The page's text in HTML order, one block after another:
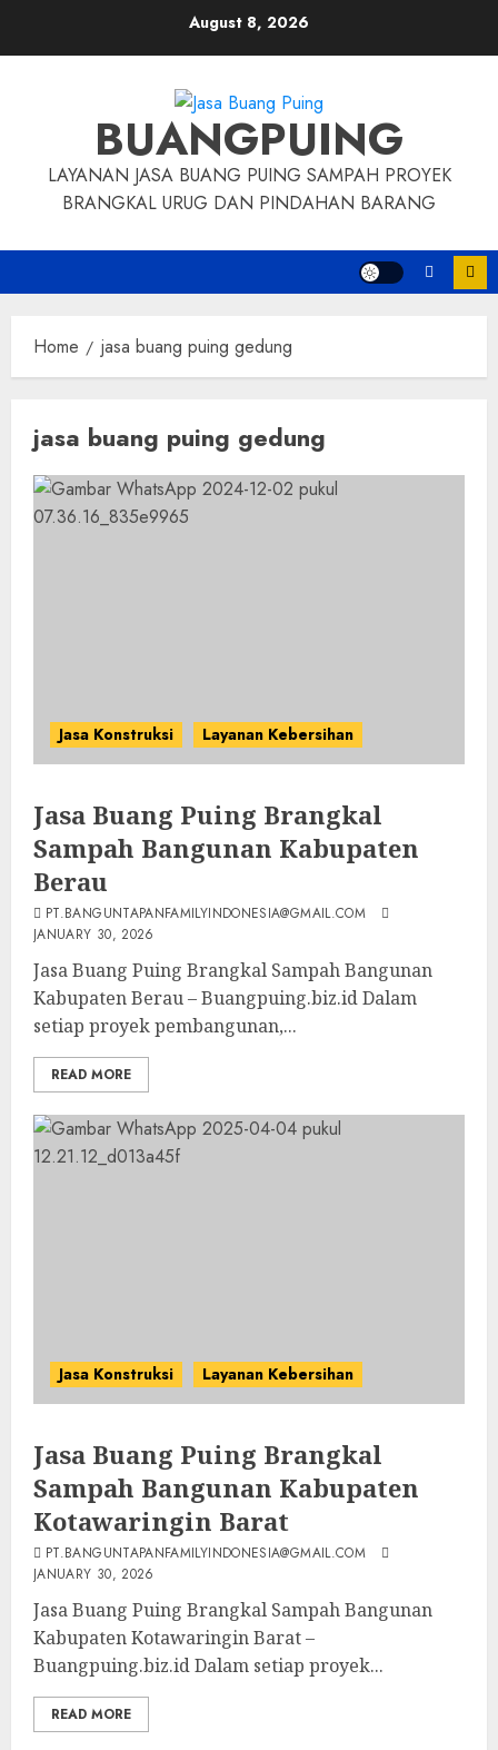
August 8, 2026
BUANGPUING
LAYANAN JASA BUANG PUING SAMPAH PROYEK
BRANGKAL URUG DAN PINDAHAN BARANG
Home jasa buang puing gedung
jasa buang puing gedung
Jasa Konstruksi Layanan Kebersihan
Jasa Buang Puing Brangkal
Sampah Bangunan Kabupaten
Berau
PT.BANGUNTAPANFAMILYINDONESIA@GMAIL.COM
JANUARY 30, 2026
Jasa Buang Puing Brangkal Sampah Bangunan
Kabupaten Berau – Buangpuing.biz.id Dalam
setiap proyek pembangunan,...
READ MORE
Jasa Konstruksi Layanan Kebersihan
Jasa Buang Puing Brangkal
Sampah Bangunan Kabupaten
Kotawaringin Barat
PT.BANGUNTAPANFAMILYINDONESIA@GMAIL.COM
JANUARY 30, 2026
Jasa Buang Puing Brangkal Sampah Bangunan
Kabupaten Kotawaringin Barat –
Buangpuing.biz.id Dalam setiap proyek...
READ MORE